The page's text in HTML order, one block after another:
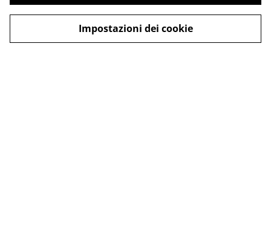
Impostazioni dei cookie